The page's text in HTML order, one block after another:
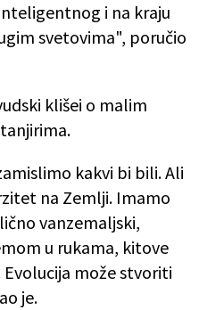
i na kraju
svetovima", poručio
klišei o malim
kakvi bi bili. Ali
na Zemlji. Imamo
vanzemaljski,
u rukama, kitove
može stvoriti
je.